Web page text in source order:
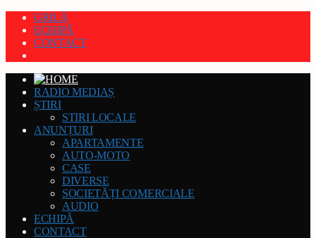
GRILĂ
ECHIPĂ
CONTACT
RADIO MEDIAȘ
ȘTIRI
STIRI LOCALE
ANUNȚURI
APARTAMENTE
AUTO-MOTO
CASE
DIVERSE
SOCIETĂȚI COMERCIALE
AUDIO
ECHIPĂ
CONTACT